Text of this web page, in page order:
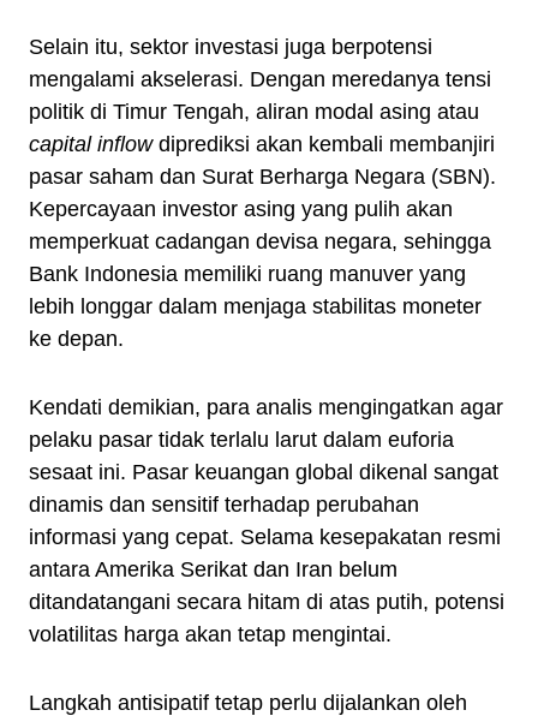
Selain itu, sektor investasi juga berpotensi
mengalami akselerasi. Dengan meredanya tensi
politik di Timur Tengah, aliran modal asing atau
capital inflowdiprediksi akan kembali membanjiri
pasar saham dan Surat Berharga Negara (SBN).
Kepercayaan investor asing yang pulih akan
memperkuat cadangan devisa negara, sehingga
Bank Indonesia memiliki ruang manuver yang
lebih longgar dalam menjaga stabilitas moneter
ke depan.
Kendati demikian, para analis mengingatkan agar
pelaku pasar tidak terlalu larut dalam euforia
sesaat ini. Pasar keuangan global dikenal sangat
dinamis dan sensitif terhadap perubahan
informasi yang cepat. Selama kesepakatan resmi
antara Amerika Serikat dan Iran belum
ditandatangani secara hitam di atas putih, potensi
volatilitas harga akan tetap mengintai.
Langkah antisipatif tetap perlu dijalankan oleh